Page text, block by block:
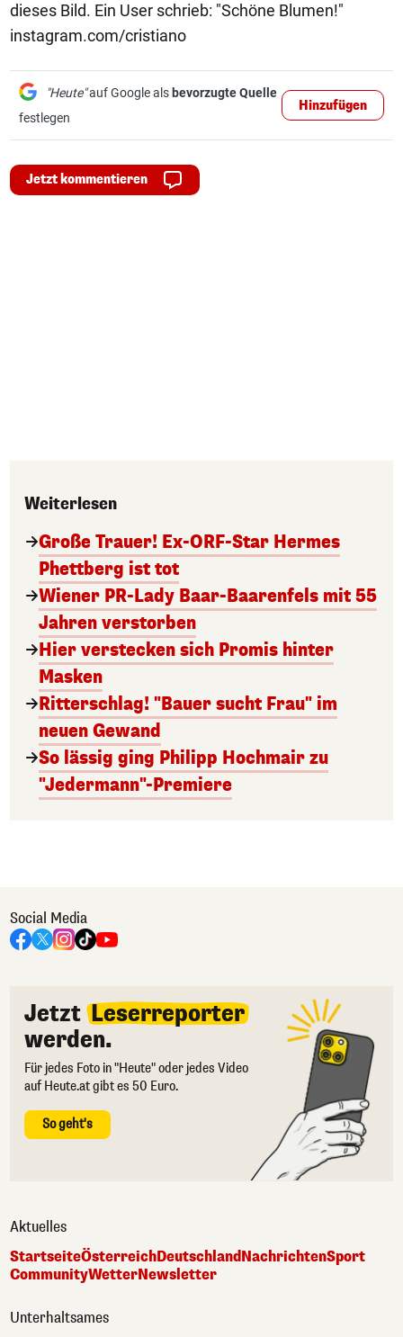
dieses Bild. Ein User schrieb: "Schöne Blumen!"
instagram.com/cristiano
"Heute"auf Google als bevorzugte Quelle
festlegen
Hinzufügen
Jetzt kommentieren
Weiterlesen
Große Trauer! Ex-ORF-Star Hermes
Phettberg ist tot
Wiener PR-Lady Baar-Baarenfels mit 55
Jahren verstorben
Hier verstecken sich Promis hinter
Masken
Ritterschlag! "Bauer sucht Frau" im
neuen Gewand
So lässig ging Philipp Hochmair zu
"Jedermann"-Premiere
Social Media
Jetzt Leserreporter
werden.
Für jedes Foto in "Heute" oder jedes Video
auf Heute.at gibt es 50 Euro.
So geht's
Aktuelles
StartseiteÖsterreichDeutschlandNachrichtenSport
CommunityWetterNewsletter
Unterhaltsames